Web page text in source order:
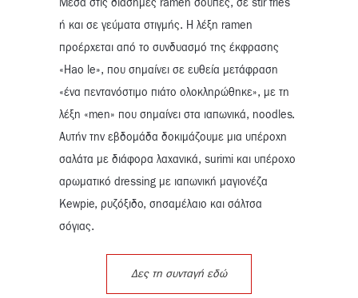
Μέσα στις διάσημες ramen σούπες, σε stir fries
ή και σε γεύματα στιγμής. Η λέξη ramen
προέρχεται από το συνδυασμό της έκφρασης
«Hao le», που σημαίνει σε ευθεία μετάφραση
«ένα πεντανόστιμο πιάτο ολοκληρώθηκε», με τη
λέξη «men» που σημαίνει στα ιαπωνικά, noodles.
Αυτήν την εβδομάδα δοκιμάζουμε μια υπέροχη
σαλάτα με διάφορα λαχανικά, surimi και υπέροχο
αρωματικό dressing με ιαπωνική μαγιονέζα
Kewpie, ρυζόξιδο, σησαμέλαιο και σάλτσα
σόγιας.
Δες τη συνταγή εδώ